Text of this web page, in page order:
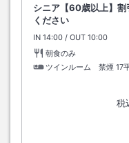
シニア【60歳以上】割
ください
IN チェックイン
14:00 / OUT チェックア
10:00
朝食のみ
ツインルーム 禁煙 17
税